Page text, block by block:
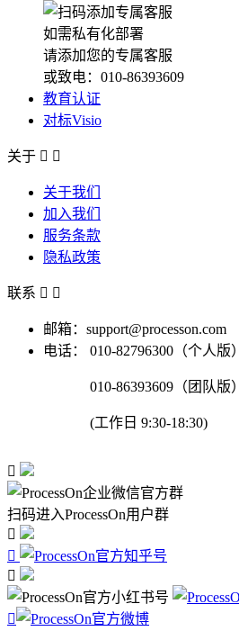
如需私有化部署
请添加您的专属客服
或致电：010-86393609
教育认证
对标Visio
关于  
关于我们
加入我们
服务条款
隐私政策
联系  
邮箱：support@processon.com
电话：
010-82796300（个人版）
010-86393609（团队版）
(工作日 9:30-18:30)

扫码进入ProcessOn用户群



